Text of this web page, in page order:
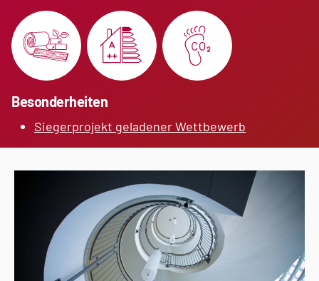
Besonderheiten
Siegerprojekt geladener Wettbewerb